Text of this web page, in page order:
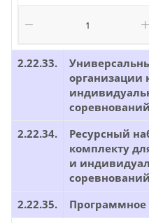
2.22.33.
организации
соревнований
2.22.34.
Ресурсный
комплекту
и
соревнований
2.22.35.
Программное